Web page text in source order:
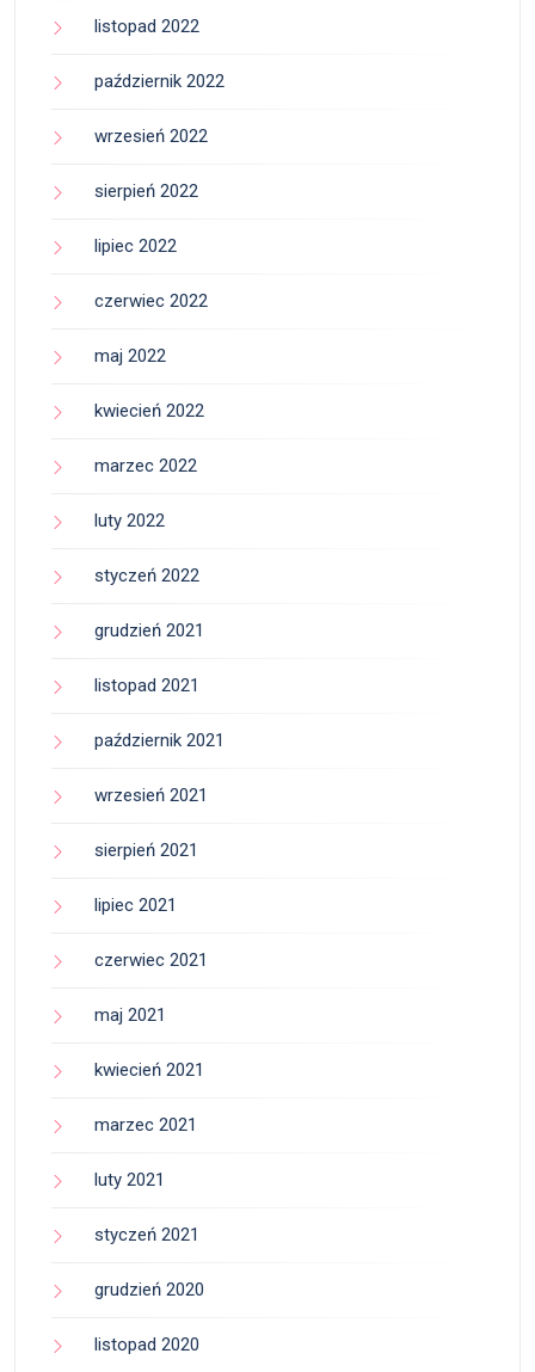
listopad 2022
październik 2022
wrzesień 2022
sierpień 2022
lipiec 2022
czerwiec 2022
maj 2022
kwiecień 2022
marzec 2022
luty 2022
styczeń 2022
grudzień 2021
listopad 2021
październik 2021
wrzesień 2021
sierpień 2021
lipiec 2021
czerwiec 2021
maj 2021
kwiecień 2021
marzec 2021
luty 2021
styczeń 2021
grudzień 2020
listopad 2020